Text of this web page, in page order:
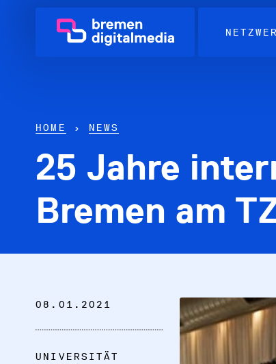
Netzwerk
Über uns
Karriere in der IT
HOME › NEWS
25 Jahre
Bremen am
08.01.2021
UNIVERSITÄT